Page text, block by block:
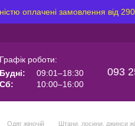
оплачені замовлення від
Графік роботи:
Будні:
09:01–18:30
Сб:
10:00–16:00
093
Одяг жіночій Штани, лосини, джинси